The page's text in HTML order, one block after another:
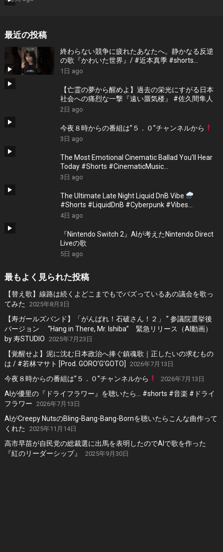
最近の投稿
終わらない競争に疲れたあなたへ。静かなる反逆
の歌『かわいた世界』/ #近本真季 #shorts
#music
1日 ago
【亡霊の夢から醒めよ】過去の栄光にすがる日本
社会への痛烈な一撃『遠い蜃気楼』 #佐久間隼人
2日 ago
今夜８時からの番組は”５．０”チャンネルから
3日 ago
The Most Emotional Cinematic Ballad You’ll Hear
Today #Shorts #CinematicMusic
#EmotionalVibes #Piano
3日 ago
The Ultimate Late Night Liquid DnB Vibe
#Shorts #LiquidDnB #Cyberpunk #Vibes
#ElectronicMusic
4日 ago
『Nintendo Switch 2』AIが考えたNintendo Direct
Liveの歌
5日 ago
最もよく見られた投稿
【替え歌】線路は続くよどこまでもでバズっているあの議会を歌っ
てみた
2025年8月3日
【寿ガールズバンド】「がんばれ！石破さん！２」 ” 参議院選挙後
バージョン “Hang in There, Mr. Ishiba” 緊急リリース（AI動画）
by 寿STUDIO 2025年7月23日
【覚醒せよ】泥に沈む日本政治へ捧ぐ鎮魂歌｜正したいの求むもの
は / #若林マサト [Prod. GORO’G’GOTO]
2026年7月13日
今夜８時からの番組は”５．０”チャンネルから 2026年7月13日
AIが優里の『ドライフラワー』を聴いたら… #shorts #音楽 #ドライ
フラワー 2026年7月13日
AIがCreepy NutsのBling-Bang-Bang-Bornを聴いたらこんな曲作って
くれた
2025年11月14日
高市早苗が自民党の総裁選に出馬を表明したのでAIで歌を作った
『紅のリーダーシップ』
2025年9月30日